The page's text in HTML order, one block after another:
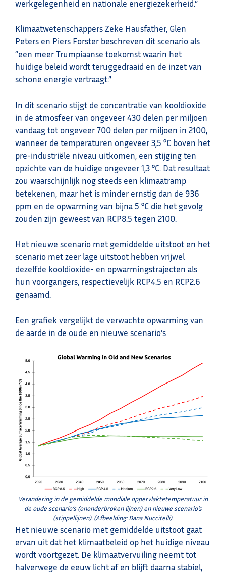
werkgelegenheid en nationale energiezekerheid.”
Klimaatwetenschappers Zeke Hausfather, Glen
Peters en Piers Forster beschreven dit scenario als
“een meer Trumpiaanse toekomst waarin het
huidige beleid wordt teruggedraaid en de inzet van
schone energie vertraagt.”
In dit scenario stijgt de concentratie van kooldioxide
in de atmosfeer van ongeveer 430 delen per miljoen
vandaag tot ongeveer 700 delen per miljoen in 2100,
wanneer de temperaturen ongeveer 3,5 °C boven het
pre-industriële niveau uitkomen, een stijging ten
opzichte van de huidige ongeveer 1,3 °C. Dat resultaat
zou waarschijnlijk nog steeds een klimaatramp
betekenen, maar het is minder ernstig dan de 936
ppm en de opwarming van bijna 5 °C die het gevolg
zouden zijn geweest van RCP8.5 tegen 2100.
Het nieuwe scenario met gemiddelde uitstoot en het
scenario met zeer lage uitstoot hebben vrijwel
dezelfde kooldioxide- en opwarmingstrajecten als
hun voorgangers, respectievelijk RCP4.5 en RCP2.6
genaamd.
Een grafiek vergelijkt de verwachte opwarming van
de aarde in de oude en nieuwe scenario’s
Verandering in de gemiddelde mondiale oppervlaktetemperatuur in
de oude scenario’s (ononderbroken lijnen) en nieuwe scenario’s
(stippellijnen). (Afbeelding: Dana Nuccitelli).
Het nieuwe scenario met gemiddelde uitstoot gaat
ervan uit dat het klimaatbeleid op het huidige niveau
wordt voortgezet. De klimaatvervuiling neemt tot
halverwege de eeuw licht af en blijft daarna stabiel,